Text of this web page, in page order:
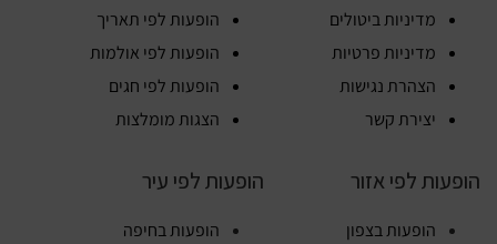
מדיניות ביטולים
מדיניות פרטיות
הצהרת נגישות
יצירת קשר
הופעות לפי תאריך
הופעות לפי אולמות
הופעות לפי חגים
הצגות מומלצות
הופעות לפי אזור
הופעות בצפון
הופעות לפי עיר
הופעות בחיפה